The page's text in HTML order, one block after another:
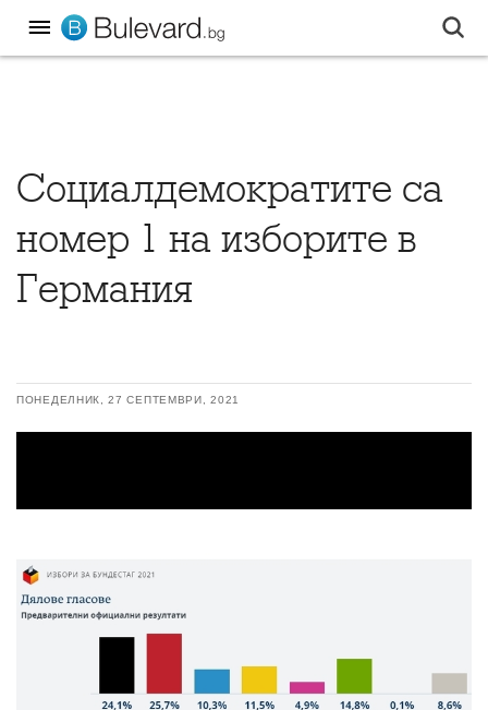
Социалдемократите са
номер 1 на изборите в
Германия
ПОНЕДЕЛНИК, 27 СЕПТЕМВРИ, 2021